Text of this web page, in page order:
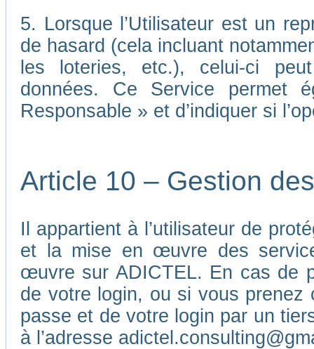
5. Lorsque l’Utilisateur est un
de hasard (cela incluant
les loteries, etc.), celui-ci
données. Ce Service permet
Responsable » et d’indiquer si
Article 10 – Gestion
Il appartient à l’utilisateur de
et la mise en œuvre des
œuvre sur ADICTEL. En cas de
de votre login, ou si vous prenez
passe et de votre login par un
à l’adresse